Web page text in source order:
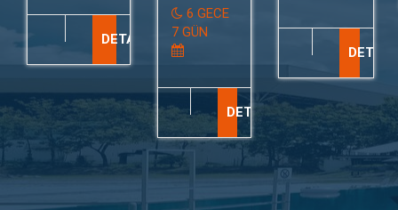
DETAY
6 GECE
7 GÜN
DETAY
DETAY